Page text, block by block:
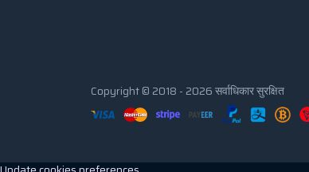
Copyright © 2018 - 2026 सर्वाधिकार सुरक्षित